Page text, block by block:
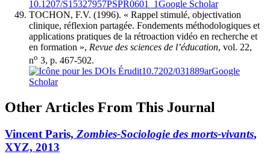
10.1207/S15327957PSPR0601_1Google Scholar
TOCHON, F.V. (1996). « Rappel stimulé, objectivation
clinique, réflexion partagée. Fondements méthodologiques et
applications pratiques de la rétroaction vidéo en recherche et
en formation », Revue des sciences de l’éducation, vol. 22,
no 3, p. 467-502.
10.7202/031889arGoogle
Scholar
Other Articles From This Journal
Vincent Paris, Zombies-Sociologie des morts-vivants,
XYZ, 2013